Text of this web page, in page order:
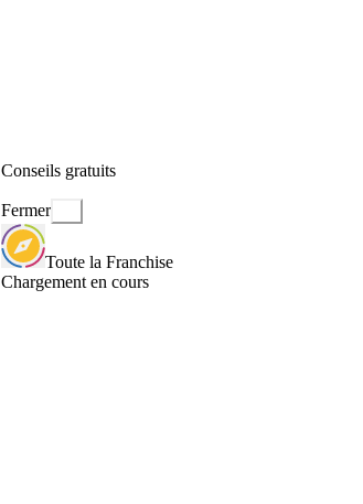
Conseils gratuits
Fermer
Toute la Franchise
Chargement en cours